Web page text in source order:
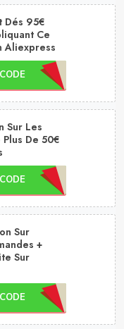
Dés 95€
Ce
Aliexpress
Sur Les
De 50€
Sur
+
Sur